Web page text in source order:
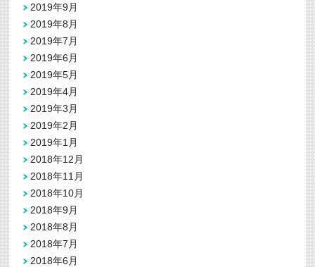
2019年9月
2019年8月
2019年7月
2019年6月
2019年5月
2019年4月
2019年3月
2019年2月
2019年1月
2018年12月
2018年11月
2018年10月
2018年9月
2018年8月
2018年7月
2018年6月